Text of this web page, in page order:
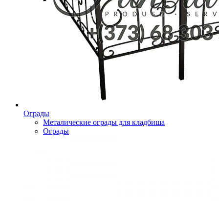
Ограды
Металические ограды для кладбиша
Ограды